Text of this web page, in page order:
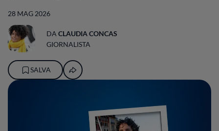
28 MAG 2026
DA CLAUDIA CONCAS
GIORNALISTA
SALVA